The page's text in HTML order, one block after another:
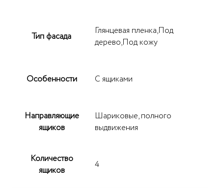
Тип фасада
Глянцевая пленка,Под
дерево,Под кожу
Особенности С ящиками
Направляющие
ящиков
Шариковые, полного
выдвижения
Количество
ящиков
4